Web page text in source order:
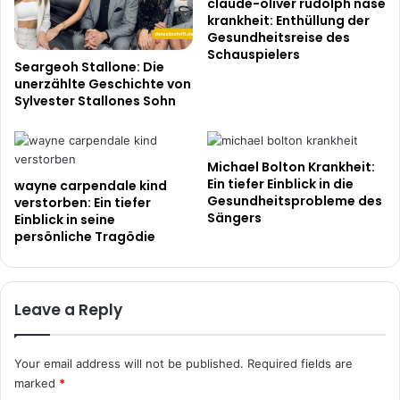
Seargeoh Stallone: ​​Die
unerzählte Geschichte von
Sylvester Stallones Sohn
claude-oliver rudolph nase
krankheit: Enthüllung der
Gesundheitsreise des
Schauspielers
wayne carpendale kind
verstorben: Ein tiefer
Einblick in seine
persönliche Tragödie
Michael Bolton Krankheit:
Ein tiefer Einblick in die
Gesundheitsprobleme des
Sängers
Leave a Reply
Your email address will not be published. Required fields are
marked *